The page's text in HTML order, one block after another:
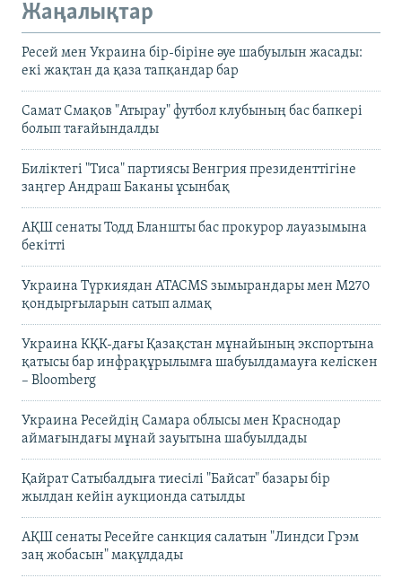
Жаңалықтар
Ресей мен Украина бір-біріне әуе шабуылын жасады:
екі жақтан да қаза тапқандар бар
Самат Смақов "Атырау" футбол клубының бас бапкері
болып тағайындалды
Биліктегі "Тиса" партиясы Венгрия президенттігіне
заңгер Андраш Баканы ұсынбақ
АҚШ сенаты Тодд Бланшты бас прокурор лауазымына
бекітті
Украина Түркиядан ATACMS зымырандары мен M270
қондырғыларын сатып алмақ
Украина КҚК-дағы Қазақстан мұнайының экспортына
қатысы бар инфрақұрылымға шабуылдамауға келіскен
– Bloomberg
Украина Ресейдің Самара облысы мен Краснодар
аймағындағы мұнай зауытына шабуылдады
Қайрат Сатыбалдыға тиесілі "Байсат" базары бір
жылдан кейін аукционда сатылды
АҚШ сенаты Ресейге санкция салатын "Линдси Грэм
заң жобасын" мақұлдады